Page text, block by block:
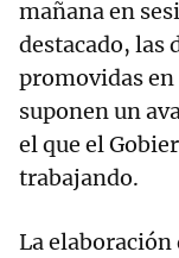
mañana en
destacado, las
promovidas en
suponen un
el que el
trabajando.
La